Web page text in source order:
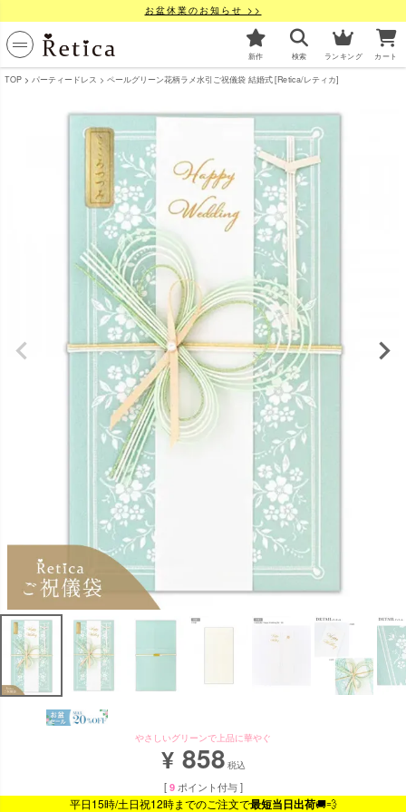
お盆休業のお知らせ >>
新作 検索 ランキング カート
TOP パーティードレス ペールグリーン花柄ラメ水引ご祝儀袋 結婚式 [Retica/レティカ]
やさしいグリーンで上品に華やぐ
¥ 858 税込
[ 9 ポイント付与 ]
平日15時/土日祝12時までのご注文で最短当日出荷🚚💨